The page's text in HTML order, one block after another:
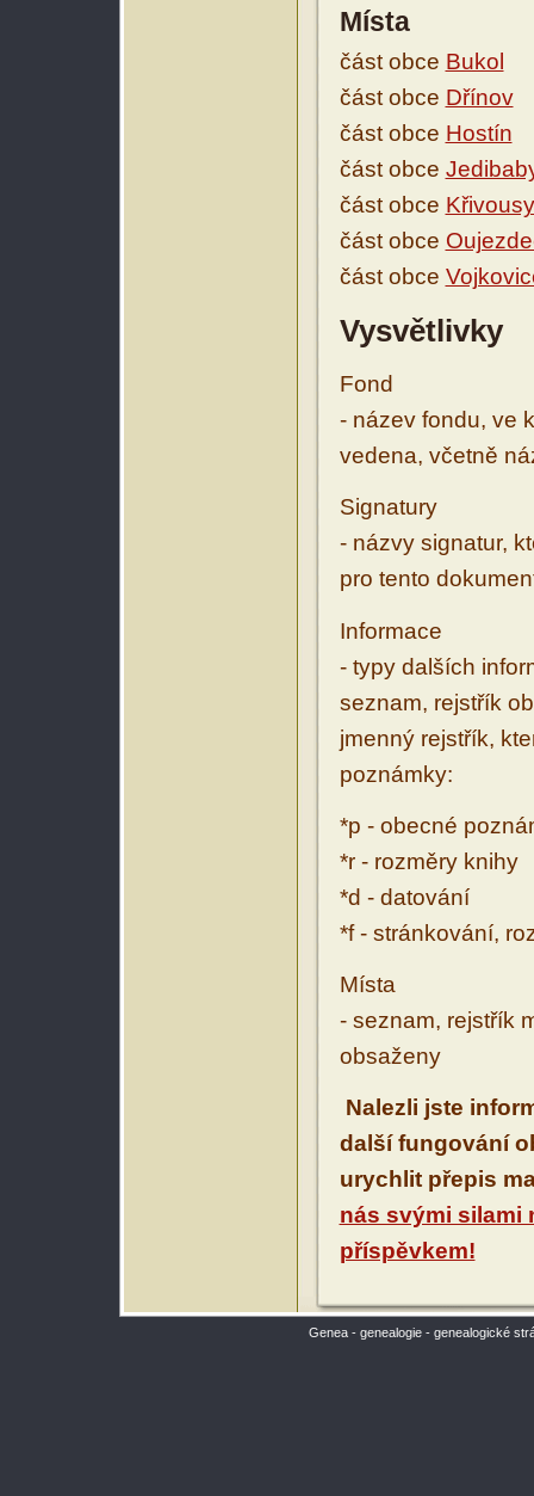
Místa
část obce Bukol
část obce Dřínov
část obce Hostín
část obce
část obce Křivousy
část obce
část obce
Vysvětlivky
Fond
- název fondu, ve
vedena, včetně
Signatury
- názvy signatur,
pro tento
Informace
- typy dalších
seznam, rejstřík
jmenný rejstřík,
poznámky:
*p - obecné
*r - rozměry knihy
*d - datování
*f - stránkování,
Místa
- seznam, rejstřík
obsaženy
Nalezli jste
další fungování
urychlit přepis
nás svými silami
příspěvkem!
Genea - genealogie - genealogické